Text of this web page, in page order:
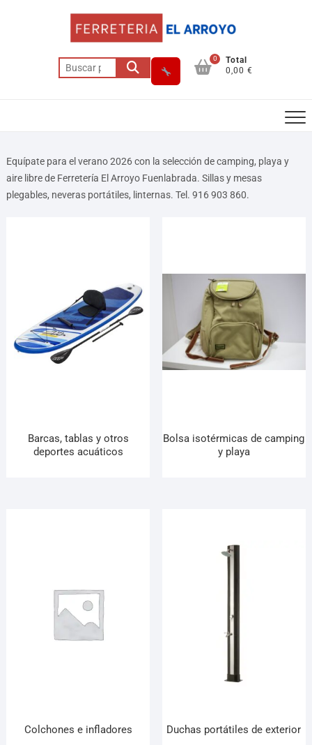
0
Total
0,00 €
Equípate para el verano 2026 con la selección de camping, playa y
aire libre de Ferretería El Arroyo Fuenlabrada. Sillas y mesas
plegables, neveras portátiles, linternas. Tel. 916 903 860.
Barcas, tablas y otros
deportes acuáticos
Bolsa isotérmicas de camping
y playa
Colchones e infladores Duchas portátiles de exterior
Asesor El Arroyo
¡Hola! Soy el asesor virtual de Ferretería El Arroyo.
Cuéntame qué necesitas y te ayudo a encontrarlo,